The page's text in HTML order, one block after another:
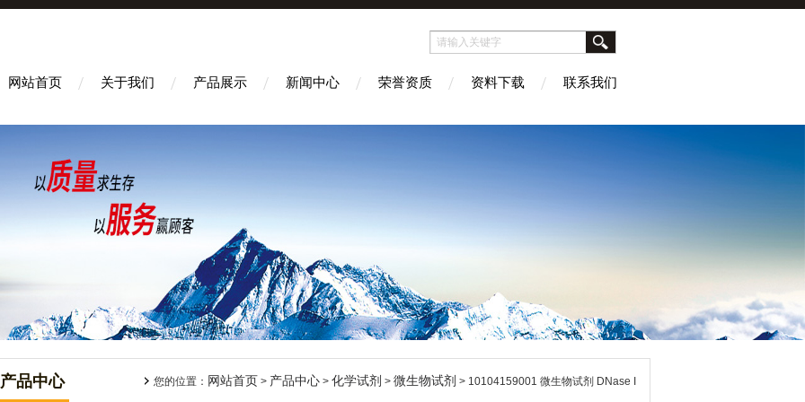
网站首页 关于我们 产品展示 新闻中心 荣誉资质 资料下载 联系我们
产品中心 您的位置： 网站首页 > 产品中心 > 化学试剂 > 微生物试剂 > 10104159001 微生物试剂 DNase I